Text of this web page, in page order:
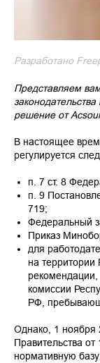
Разработано
Представляем
решение от
В настоящее
регулируется
п. 7 ст. 8
п. 9
719;
Федеральный
Приказ
для
на
рекомендации,
комиссии
РФ,
Однако, 1 ноября
Правительства
нормативную